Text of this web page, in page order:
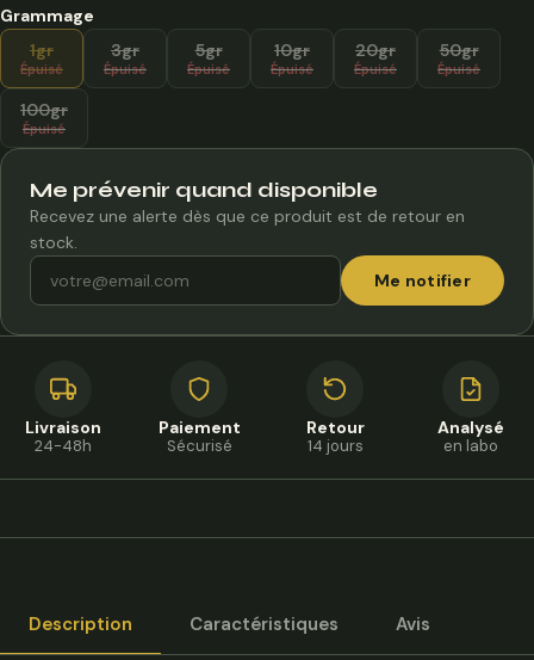
Grammage
1gr
Épuisé
3gr
Épuisé
5gr
Épuisé
10gr
Épuisé
20gr
Épuisé
50gr
Épuisé
100gr
Épuisé
Me prévenir quand disponible
Recevez une alerte dès que ce produit est de retour en
stock.
Me notifier
Livraison
24-48h
Paiement
Sécurisé
Retour
14 jours
Analysé
en labo
Description Caractéristiques Avis